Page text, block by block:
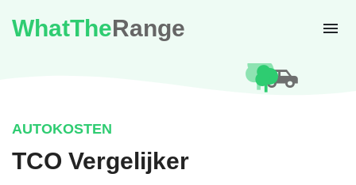
WhatTheRange
AUTOKOSTEN
TCO Vergelijker